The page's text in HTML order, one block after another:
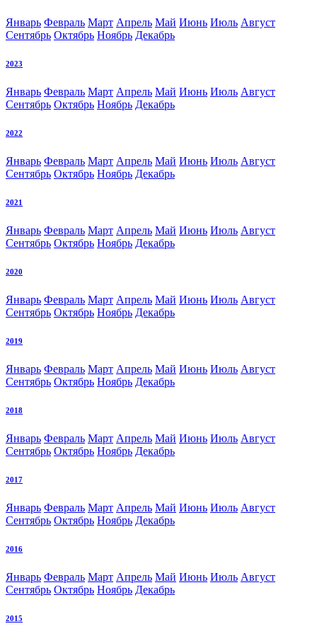
Январь Февраль Март Апрель Май Июнь Июль Август
Сентябрь Октябрь Ноябрь Декабрь
2023
Январь Февраль Март Апрель Май Июнь Июль Август
Сентябрь Октябрь Ноябрь Декабрь
2022
Январь Февраль Март Апрель Май Июнь Июль Август
Сентябрь Октябрь Ноябрь Декабрь
2021
Январь Февраль Март Апрель Май Июнь Июль Август
Сентябрь Октябрь Ноябрь Декабрь
2020
Январь Февраль Март Апрель Май Июнь Июль Август
Сентябрь Октябрь Ноябрь Декабрь
2019
Январь Февраль Март Апрель Май Июнь Июль Август
Сентябрь Октябрь Ноябрь Декабрь
2018
Январь Февраль Март Апрель Май Июнь Июль Август
Сентябрь Октябрь Ноябрь Декабрь
2017
Январь Февраль Март Апрель Май Июнь Июль Август
Сентябрь Октябрь Ноябрь Декабрь
2016
Январь Февраль Март Апрель Май Июнь Июль Август
Сентябрь Октябрь Ноябрь Декабрь
2015